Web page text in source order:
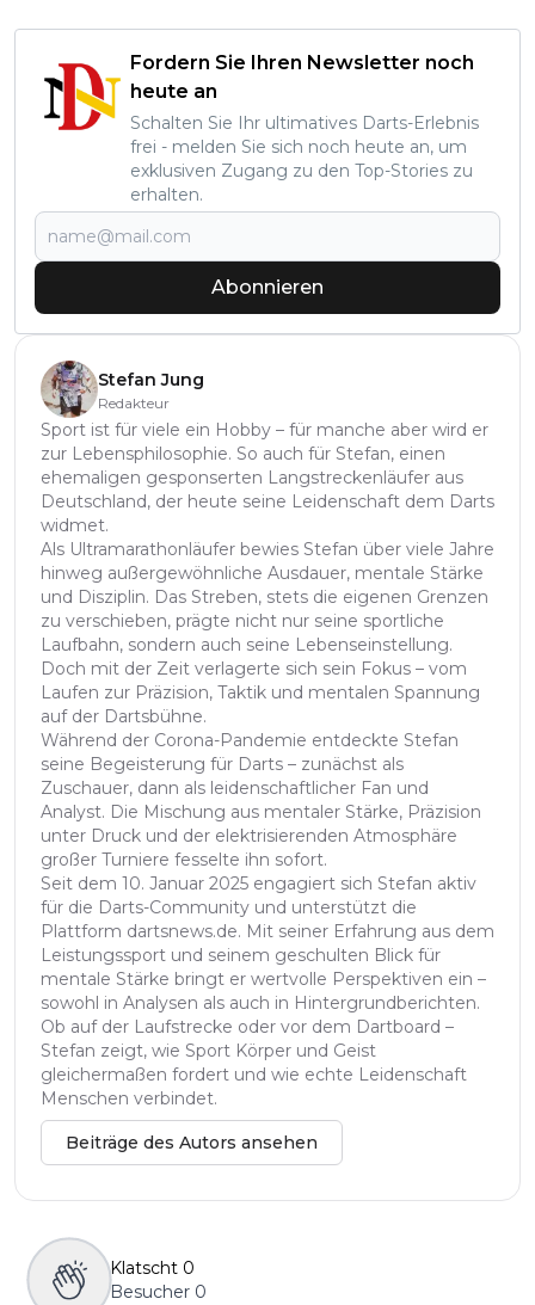
Fordern Sie Ihren Newsletter noch
heute an
Schalten Sie Ihr ultimatives Darts-Erlebnis
frei - melden Sie sich noch heute an, um
exklusiven Zugang zu den Top-Stories zu
erhalten.
Abonnieren
Stefan Jung
Redakteur
Sport ist für viele ein Hobby – für manche aber wird er
zur Lebensphilosophie. So auch für Stefan, einen
ehemaligen gesponserten Langstreckenläufer aus
Deutschland, der heute seine Leidenschaft dem Darts
widmet.
Als Ultramarathonläufer bewies Stefan über viele Jahre
hinweg außergewöhnliche Ausdauer, mentale Stärke
und Disziplin. Das Streben, stets die eigenen Grenzen
zu verschieben, prägte nicht nur seine sportliche
Laufbahn, sondern auch seine Lebenseinstellung.
Doch mit der Zeit verlagerte sich sein Fokus – vom
Laufen zur Präzision, Taktik und mentalen Spannung
auf der Dartsbühne.
Während der Corona-Pandemie entdeckte Stefan
seine Begeisterung für Darts – zunächst als
Zuschauer, dann als leidenschaftlicher Fan und
Analyst. Die Mischung aus mentaler Stärke, Präzision
unter Druck und der elektrisierenden Atmosphäre
großer Turniere fesselte ihn sofort.
Seit dem 10. Januar 2025 engagiert sich Stefan aktiv
für die Darts-Community und unterstützt die
Plattform dartsnews.de. Mit seiner Erfahrung aus dem
Leistungssport und seinem geschulten Blick für
mentale Stärke bringt er wertvolle Perspektiven ein –
sowohl in Analysen als auch in Hintergrundberichten.
Ob auf der Laufstrecke oder vor dem Dartboard –
Stefan zeigt, wie Sport Körper und Geist
gleichermaßen fordert und wie echte Leidenschaft
Menschen verbindet.
Beiträge des Autors ansehen
Klatscht 0
Besucher 0